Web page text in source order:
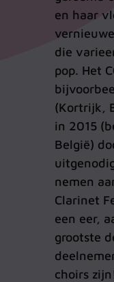
en haar
die
pop. Het
(Kortrijk,
in 2015
België)
nemen
Clarinet
een eer,
grootste
choirs